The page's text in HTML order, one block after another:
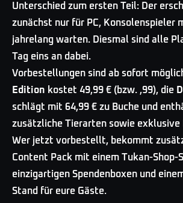
Unterschied zum ersten Teil: Der
zunächst nur für PC, Konsolenspieler
jahrelang warten. Diesmal sind alle
Tag eins an dabei.
Vorbestellungen sind ab sofort
Edition kostet 49,99 € (bzw. ,99), die
schlägt mit 64,99 € zu Buche und
zusätzliche Tierarten sowie exklusive
Wer jetzt vorbestellt, bekommt
Content Pack mit einem Tukan-Shop-
einzigartigen Spendenboxen und
Stand für eure Gäste.